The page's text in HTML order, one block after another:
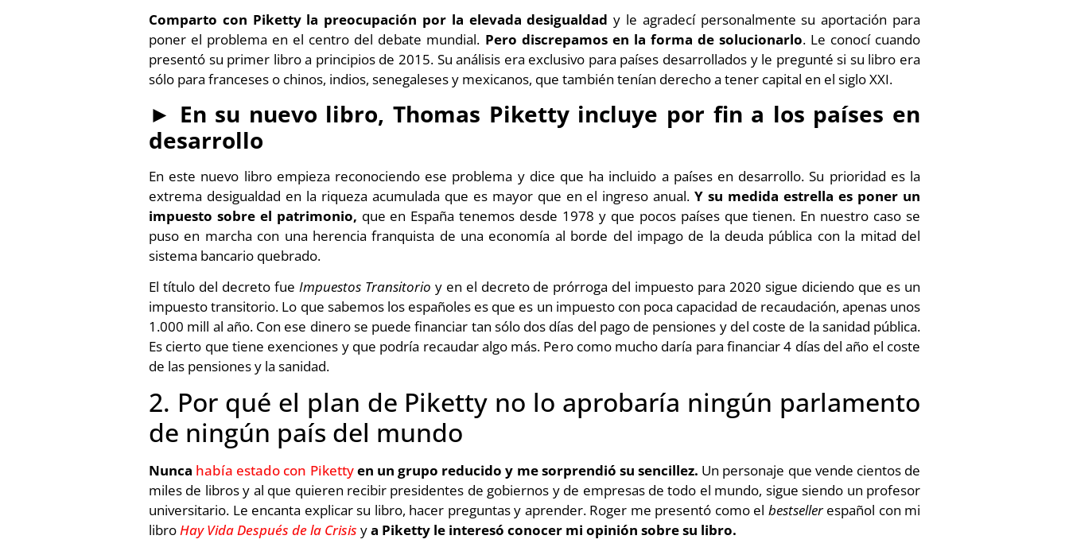
Comparto con Piketty la preocupación por la elevada desigualdad y le agradecí personalmente su aportación para
poner el problema en el centro del debate mundial. Pero discrepamos en la forma de solucionarlo. Le conocí cuando
presentó su primer libro a principios de 2015. Su análisis era exclusivo para países desarrollados y le pregunté si su libro era
sólo para franceses o chinos, indios, senegaleses y mexicanos, que también tenían derecho a tener capital en el siglo XXI.
► En su nuevo libro, Thomas Piketty incluye por fin a los países en
desarrollo
En este nuevo libro empieza reconociendo ese problema y dice que ha incluido a países en desarrollo. Su prioridad es la
extrema desigualdad en la riqueza acumulada que es mayor que en el ingreso anual.Y su medida estrella es poner un
impuesto sobre el patrimonio, que en España tenemos desde 1978 y que pocos países que tienen. En nuestro caso se
puso en marcha con una herencia franquista de una economía al borde del impago de la deuda pública con la mitad del
sistema bancario quebrado.
El título del decreto fue Impuestos Transitorio y en el decreto de prórroga del impuesto para 2020 sigue diciendo que es un
impuesto transitorio. Lo que sabemos los españoles es que es un impuesto con poca capacidad de recaudación, apenas unos
1.000 mill al año. Con ese dinero se puede financiar tan sólo dos días del pago de pensiones y del coste de la sanidad pública.
Es cierto que tiene exenciones y que podría recaudar algo más. Pero como mucho daría para financiar 4 días del año el coste
de las pensiones y la sanidad.
2. Por qué el plan de Piketty no lo aprobaría ningún parlamento
de ningún país del mundo
Nunca había estado con Pikettyen un grupo reducido y me sorprendió su sencillez. Un personaje que vende cientos de
miles de libros y al que quieren recibir presidentes de gobiernos y de empresas de todo el mundo, sigue siendo un profesor
universitario. Le encanta explicar su libro, hacer preguntas y aprender. Roger me presentó como el bestseller español con mi
libroHay Vida Después de la Crisis ya Piketty le interesó conocer mi opinión sobre su libro.